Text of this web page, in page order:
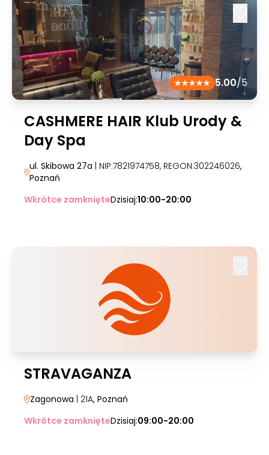
5.00/5
CASHMERE HAIR Klub Urody &
Day Spa
ul. Skibowa 27a | NIP:7821974758, REGON:302246026,
Poznań
Wkrótce zamknięteDzisiaj:10:00-20:00
STRAVAGANZA
Zagonowa | 21A, Poznań
Wkrótce zamknięteDzisiaj:09:00-20:00